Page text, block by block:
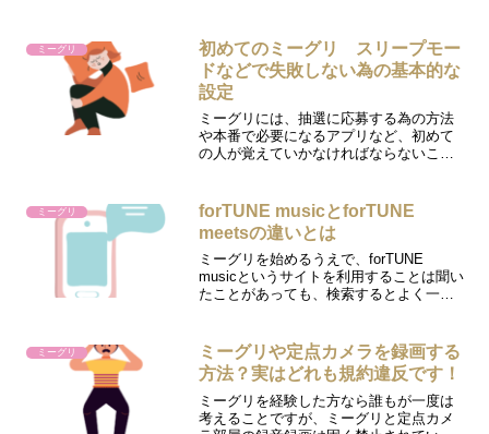
でなく、今後の抽選にも当選できなくな
ることが...
ミーグリ
初めてのミーグリ スリープモー
ドなどで失敗しない為の基本的な
設定
ミーグリには、抽選に応募する為の方法
や本番で必要になるアプリなど、初めて
の人が覚えていかなければならないこと
自分の使用する端末(スマホ・タブレット)
の設定を整えておく必...
ミーグリ
forTUNE musicとforTUNE
meetsの違いとは
ミーグリを始めるうえで、forTUNE
musicというサイトを利用することは聞い
たことがあっても、検索するとよく一緒
簡単に言うと、forTUNE musi...
ミーグリ
ミーグリや定点カメラを録画する
方法？実はどれも規約違反です！
ミーグリを経験した方なら誰もが一度は
考えることですが、ミーグリと定点カメ